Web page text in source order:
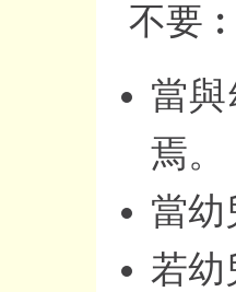
不要
當
焉。
當幼
若幼